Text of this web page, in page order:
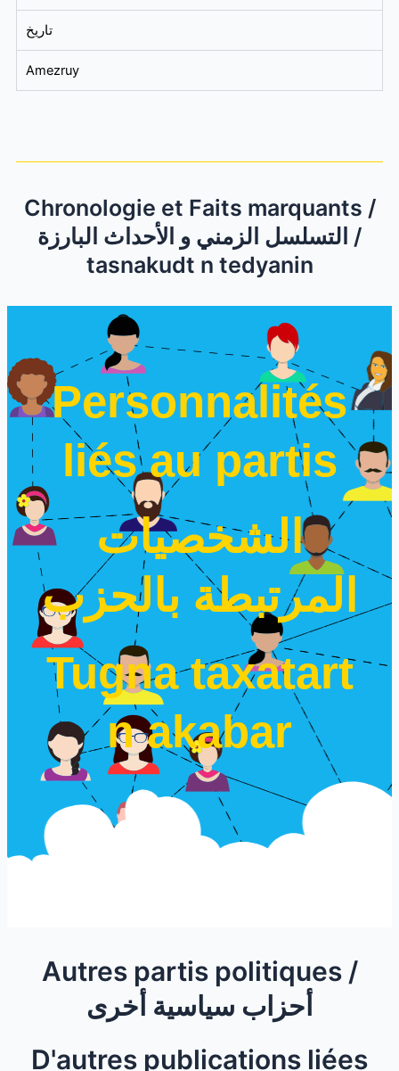
تاريخ
Amezruy
Chronologie et Faits marquants /
التسلسل الزمني و الأحداث البارزة /
tasnakudt n tedyanin
Personnalités
liés au partis
الشخصيات
المرتبطة بالحزب
Tugna taxatart
n akabar
Autres partis politiques /
أحزاب سياسية أخرى
D'autres publications liées